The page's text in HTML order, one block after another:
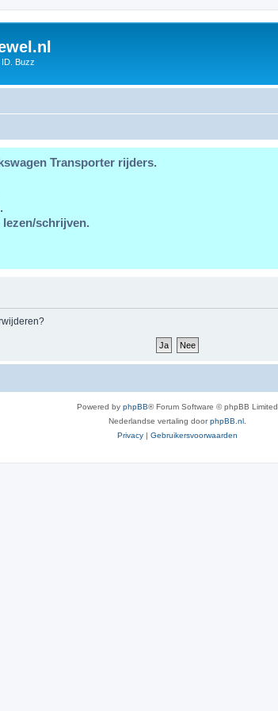
Buzz
Transporter rijders.
schrijven.
Powered by phpBB® Forum Software © phpBB Limited
Nederlandse vertaling doorphpBB.nl
Privacy | Gebruikersvoorwaarden